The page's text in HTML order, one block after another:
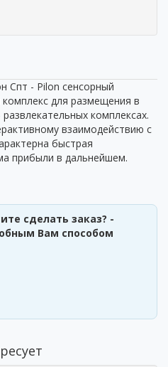
Спт - Pilon сенсорный
для размещения в
комплексах.
взаимодействию с
быстрая
прибыли в дальнейшем.
сделать заказ? -
Вам способом